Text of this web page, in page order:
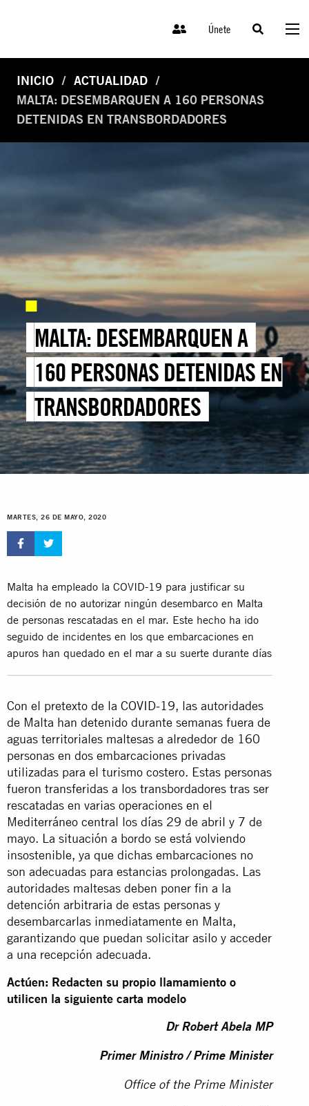
Únete
INICIO
ACTUALIDAD
MALTA: DESEMBARQUEN A 160 PERSONAS
DETENIDAS EN TRANSBORDADORES
MALTA: DESEMBARQUEN A
160 PERSONAS DETENIDAS EN
TRANSBORDADORES
MARTES, 26 DE MAYO, 2020
Malta ha empleado la COVID-19 para justificar su
decisión de no autorizar ningún desembarco en Malta
de personas rescatadas en el mar. Este hecho ha ido
seguido de incidentes en los que embarcaciones en
apuros han quedado en el mar a su suerte durante días
Con el pretexto de la COVID-19, las autoridades
de Malta han detenido durante semanas fuera de
aguas territoriales maltesas a alrededor de 160
personas en dos embarcaciones privadas
utilizadas para el turismo costero. Estas personas
fueron transferidas a los transbordadores tras ser
rescatadas en varias operaciones en el
Mediterráneo central los días 29 de abril y 7 de
mayo. La situación a bordo se está volviendo
insostenible, ya que dichas embarcaciones no
son adecuadas para estancias prolongadas. Las
autoridades maltesas deben poner fin a la
detención arbitraria de estas personas y
desembarcarlas inmediatamente en Malta,
garantizando que puedan solicitar asilo y acceder
a una recepción adecuada.
Actúen: Redacten su propio llamamiento o
utilicen la siguiente carta modelo
Dr Robert Abela MP
Primer Ministro / Prime Minister
Office of the Prime Minister